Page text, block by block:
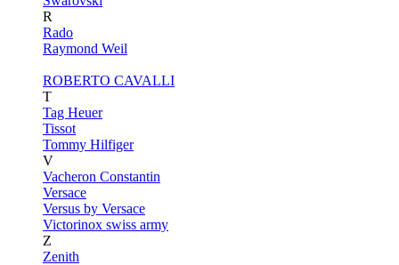
R
Rado
Raymond Weil
ROBERTO CAVALLI
T
Tag Heuer
Tissot
Tommy Hilfiger
V
Vacheron Constantin
Versace
Versus by Versace
Victorinox swiss army
Z
Zenith